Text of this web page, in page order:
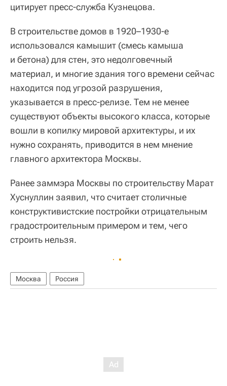
цитирует пресс-служба Кузнецова.
В строительстве домов в 1920–1930-е
использовался камышит (смесь камыша
и бетона) для стен, это недолговечный
материал, и многие здания того времени сейчас
находится под угрозой разрушения,
указывается в пресс-релизе. Тем не менее
существуют объекты высокого класса, которые
вошли в копилку мировой архитектуры, и их
нужно сохранять, приводится в нем мнение
главного архитектора Москвы.
Ранее заммэра Москвы по строительству Марат
Хуснуллин заявил, что считает столичные
конструктивистские постройки отрицательным
градостроительным примером и тем, чего
строить нельзя.
Москва Россия